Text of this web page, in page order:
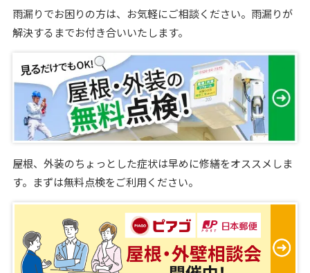
雨漏りでお困りの方は、お気軽にご相談ください。雨漏りが
解決するまでお付き合いいたします。
屋根、外装のちょっとした症状は早めに修繕をオススメしま
す。まずは無料点検をご利用ください。